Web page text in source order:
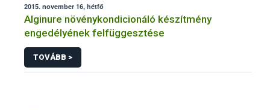
2015. november 16, hétfő
Alginure növénykondicionáló készítmény
engedélyének felfüggesztése
TOVÁBB >